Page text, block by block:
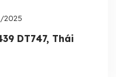
2025
DT747, Thái